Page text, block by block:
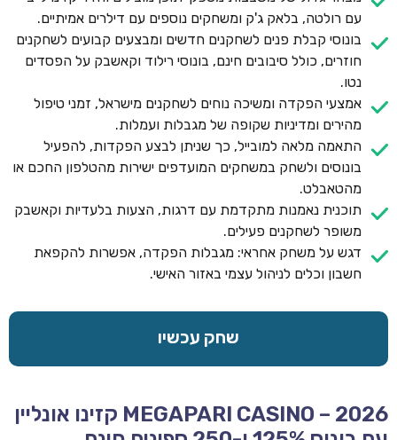
עם רולטה, בלאק ג'ק ומשחקים נוספים עם דילרים אמיתיים.
בונוסי קבלת פנים לשחקנים חדשים ומבצעים קבועים לשחקנים
חוזרים, כולל סיבובים חינם, בונוסי רילוד וקאשבק על הפסדים
נטו.
אמצעי הפקדה ומשיכה נוחים לשחקנים מישראל, זמני טיפול
מהירים ומדיניות שקופה של מגבלות ועמלות.
התאמה מלאה למובייל, כך שניתן לבצע הפקדות, להפעיל
בונוסים ולשחק במשחקים המועדפים ישירות מהטלפון החכם או
מהטאבלט.
תוכנית נאמנות מתקדמת עם דרגות, הצעות בלעדיות וקאשבק
משופר לשחקנים פעילים.
דגש על משחק אחראי: מגבלות הפקדה, אפשרות להקפאת
חשבון וכלים לניהול עצמי באזור האישי.
שחק עכשיו
MEGAPARI CASINO – 2026 קזינו אונליין